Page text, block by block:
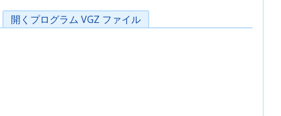
開くプログラム VGZ ファイル